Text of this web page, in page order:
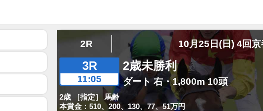
2R 10月25日(日) 4回
3R
11:05
2歳未勝利
ダート 右・1,800m 10頭
2歳 ［指定］ 馬齢
本賞金：510、200、130、77、51万円